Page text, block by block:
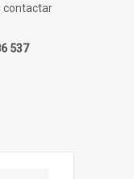
contactar
537